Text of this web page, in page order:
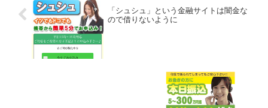
「シュシュ」という金融サイトは闇金な
ので借りないように